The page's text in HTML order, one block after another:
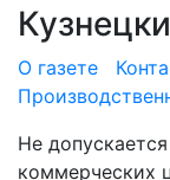
О газете
Не
коммерческих